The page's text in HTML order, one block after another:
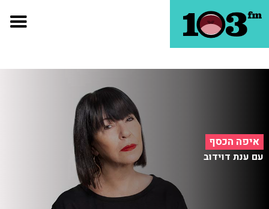
איפה הכסף
עם ענת דוידוב